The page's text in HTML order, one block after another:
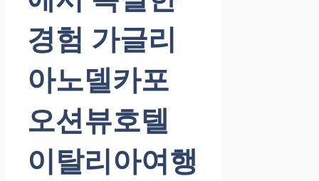
경험 가글리
아노델카포
오션뷰호텔
이탈리아여행